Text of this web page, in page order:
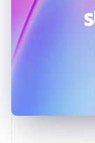
Deutsch
English简体